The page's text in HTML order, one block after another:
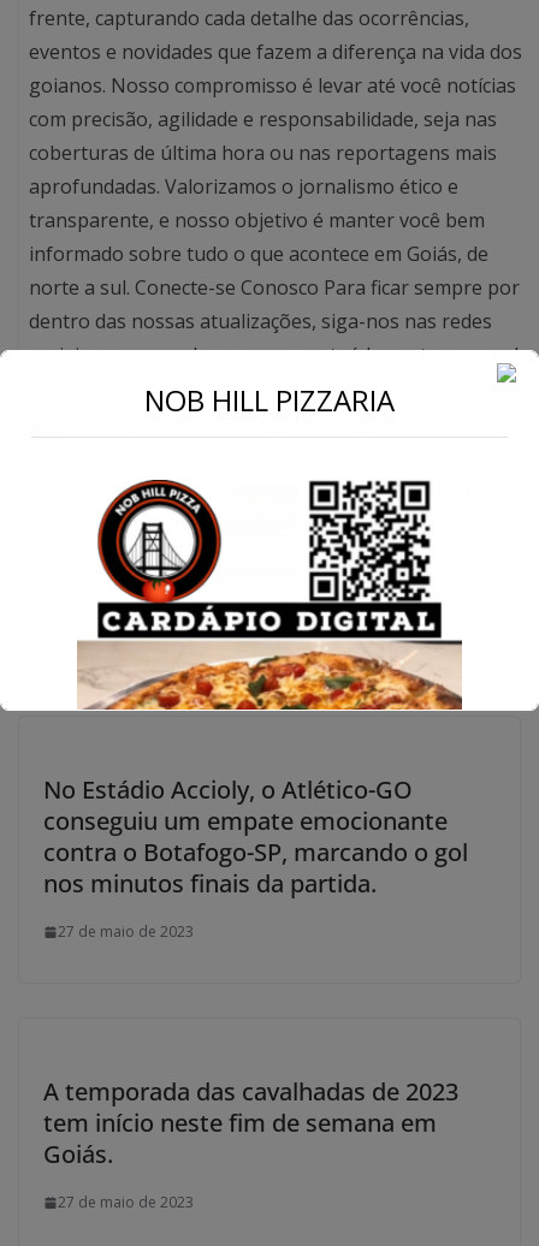
frente, capturando cada detalhe das ocorrências,
eventos e novidades que fazem a diferença na vida dos
goianos. Nosso compromisso é levar até você notícias
com precisão, agilidade e responsabilidade, seja nas
coberturas de última hora ou nas reportagens mais
aprofundadas. Valorizamos o jornalismo ético e
transparente, e nosso objetivo é manter você bem
informado sobre tudo o que acontece em Goiás, de
norte a sul. Conecte-se Conosco Para ficar sempre por
dentro das nossas atualizações, siga-nos nas redes
sociais e acompanhe o nosso conteúdo em tempo real.
Basta clicar nos links abaixo e se juntar à nossa Rede:
https://www.instagram.com/goianiaurgenteoficial
Youtube: https://www.youtube.com/@goianiaurgente
Você pode gostar também
No Estádio Accioly, o Atlético-GO
conseguiu um empate emocionante
contra o Botafogo-SP, marcando o gol
nos minutos finais da partida.
27 de maio de 2023
A temporada das cavalhadas de 2023
tem início neste fim de semana em
Goiás.
27 de maio de 2023
NOB HILL PIZZARIA